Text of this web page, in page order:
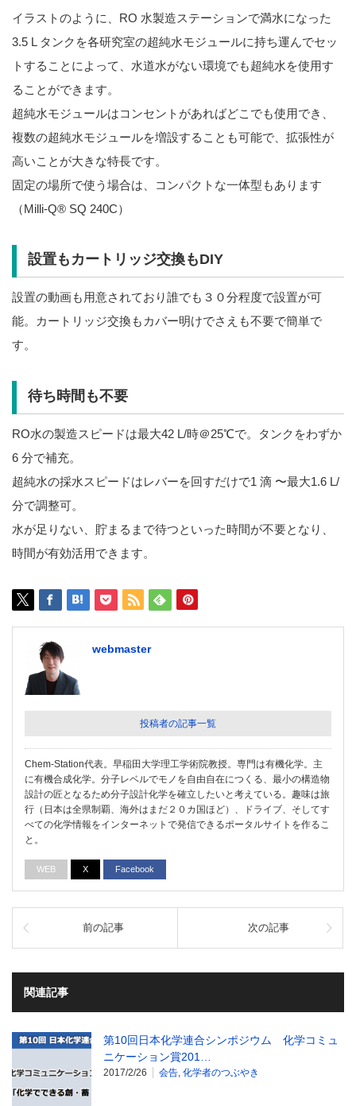
イラストのように、RO 水製造ステーションで満水になった
3.5 L タンクを各研究室の超純水モジュールに持ち運んでセッ
トすることによって、水道水がない環境でも超純水を使用す
ることができます。
超純水モジュールはコンセントがあればどこでも使用でき、
複数の超純水モジュールを増設することも可能で、拡張性が
高いことが大きな特長です。
固定の場所で使う場合は、コンパクトな一体型もあります
（Milli-Q® SQ 240C）
設置もカートリッジ交換もDIY
設置の動画も用意されており誰でも３０分程度で設置が可
能。カートリッジ交換もカバー明けでさえも不要で簡単で
す。
待ち時間も不要
RO水の製造スピードは最大42 L/時＠25℃で。タンクをわずか
6 分で補充。
超純水の採水スピードはレバーを回すだけで1 滴 〜最大1.6 L/
分で調整可。
水が足りない、貯まるまで待つといった時間が不要となり、
時間が有効活用できます。
webmaster
投稿者の記事一覧
Chem-Station代表。早稲田大学理工学術院教授。専門は有機化学。主
に有機合成化学。分子レベルでモノを自由自在につくる、最小の構造物
設計の匠となるため分子設計化学を確立したいと考えている。趣味は旅
行（日本は全県制覇、海外はまだ２０カ国ほど）、ドライブ、そしてす
べての化学情報をインターネットで発信できるポータルサイトを作るこ
と。
WEB X Facebook
前の記事 次の記事
関連記事
第10回日本化学連合シンポジウム 化学コミュ
ニケーション賞201…
2017/2/26 会告, 化学者のつぶやき